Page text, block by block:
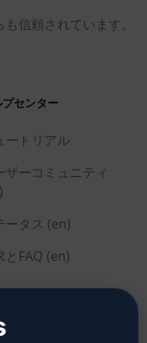
信頼されています。
センター
ートリアル
ザーコミュニティ
ータス (en)
とFAQ (en)